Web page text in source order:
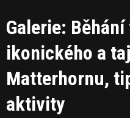
Galerie:
ikonického a
Matterhornu,
aktivity